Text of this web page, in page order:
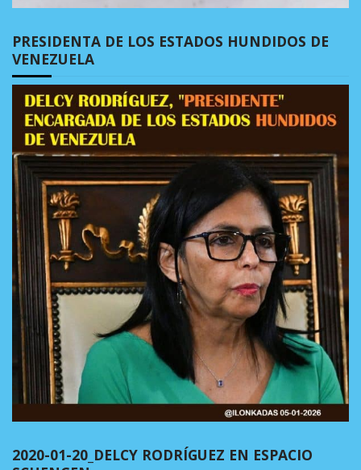
PRESIDENTA DE LOS ESTADOS HUNDIDOS DE
VENEZUELA
2020-01-20_DELCY RODRÍGUEZ EN ESPACIO